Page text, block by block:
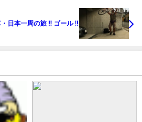
・日本一周の旅 ‼︎ ゴール ‼️